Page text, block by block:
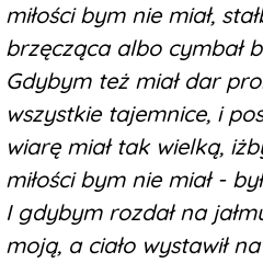
miłości bym nie miał,
brzęcząca albo cymbał
Gdybym też miał dar
wszystkie tajemnice, i
wiarę miał tak wielką,
miłości bym nie miał -
I gdybym rozdał na
moją, a ciało wystawił